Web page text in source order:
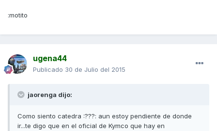
:motito
ugena44
Publicado 30 de Julio del 2015
jaorenga dijo:
Como siento catedra :???: aun estoy pendiente de donde
ir...te digo que en el oficial de Kymco que hay en